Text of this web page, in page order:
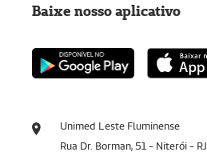
Unimed Leste Fluminense
Rua Dr. Borman, 51 - Niterói - RJ
Baixe nosso aplicativo